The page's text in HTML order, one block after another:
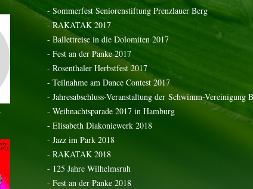
- Sommerfest Seniorenstiftung Prenzlauer Berg
- RAKATAK 2017
- Ballettreise in die Dolomiten 2017
- Fest an der Panke 2017
- Rosenthaler Herbstfest 2017
- Teilnahme am Dance Contest 2017
- Jahresabschluss-Veranstaltung der Schwimm-Vereinigung
- Weihnachtsparade 2017 in Hamburg
- Elisabeth Diakoniewerk 2018
- Jazz im Park 2018
- RAKATAK 2018
- 125 Jahre Wilhelmsruh
- Fest an der Panke 2018